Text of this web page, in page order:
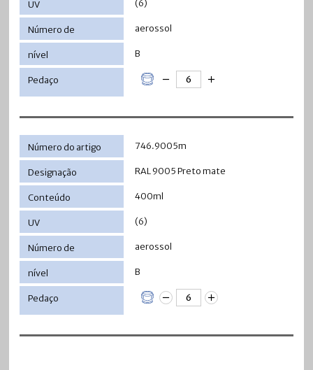
(6)
aerossol
B
746.9005m
RAL 9005 Preto mate
400ml
(6)
aerossol
B